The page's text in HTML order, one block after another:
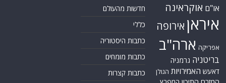
או"ם אוקראינה
איראן אירופה
אפריקה ארה"ב
בריטניה גרמניה
דאעש האמירויות הגולן
חדשות מהעולם
כללי
כתבות היסטוריה
כתבות מומחים
כתבות קצרות